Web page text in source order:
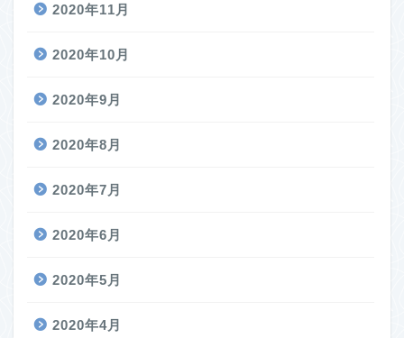
2020年11月
2020年10月
2020年9月
2020年8月
2020年7月
2020年6月
2020年5月
2020年4月